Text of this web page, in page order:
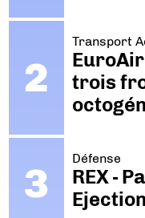
Transport
trois
Défense
REX -